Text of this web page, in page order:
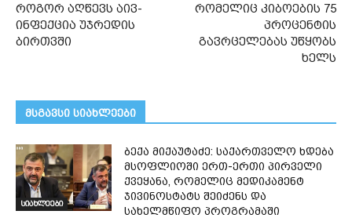
როგორ აღწევს აივ-
ინფექცია უჯრედის
ბირთვში
რომელიც კიბოების 75
პროცენტის
გავრცელებას უწყობს
ხელს
მსგავსი სიახლეები
სიახლეები
ბექა მიქაუტაძე: საქართველო ხდება
მსოფლიოში ერთ-ერთი პირველი
ქვეყანა, რომელიც მედიკამენტ
ჯივინოსტატს შეიძენს და
სახელმწიფო პროგრამაში